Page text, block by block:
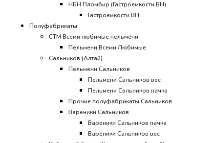
НБН Пломбир (Гастроемкости ВН)
Гастроёмкости ВН
Полуфабрикаты
СТМ Всеми любимые пельмени
Пельмени Всеми Любимые
Сальников (Алтай)
Пельмени Сальников
Пельмени Сальников вес
Пельмени Сальников пачка
Прочие полуфабрикаты Сальников
Вареники Сальников
Вареники Сальников пачка
Вареники Сальников вес